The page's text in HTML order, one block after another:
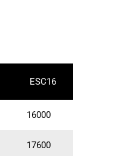
ESC16
16000
17600